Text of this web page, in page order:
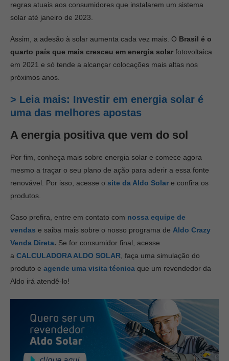
regras atuais aos consumidores que instalarem um sistema
solar até janeiro de 2023.
Assim, a adesão à solar aumenta cada vez mais. O Brasil é o
quarto país que mais cresceu em energia solar fotovoltaica
em 2021 e só tende a alcançar colocações mais altas nos
próximos anos.
> Leia mais: Investir em energia solar é
uma das melhores apostas
A energia positiva que vem do sol
Por fim, conheça mais sobre energia solar e comece agora
mesmo a traçar o seu plano de ação para aderir a essa fonte
renovável. Por isso, acesse o site da Aldo Solar e confira os
produtos.
Caso prefira, entre em contato com nossa equipe de
vendas e saiba mais sobre o nosso programa de Aldo Crazy
Venda Direta. Se for consumidor final, acesse
a CALCULADORA ALDO SOLAR , faça uma simulação do
produto e agende uma visita técnica que um revendedor da
Aldo irá atendê-lo!